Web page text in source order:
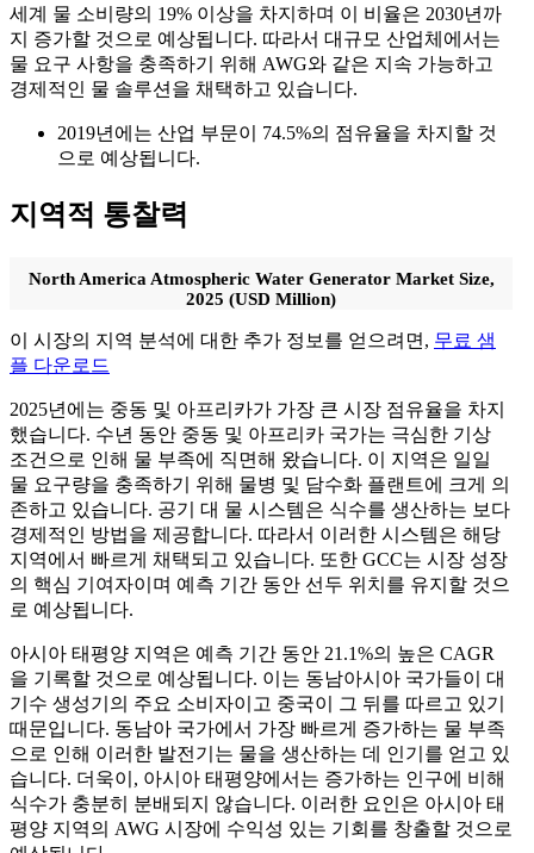
세계 물 소비량의 19% 이상을 차지하며 이 비율은 2030년까
지 증가할 것으로 예상됩니다. 따라서 대규모 산업체에서는
물 요구 사항을 충족하기 위해 AWG와 같은 지속 가능하고
경제적인 물 솔루션을 채택하고 있습니다.
2019년에는 산업 부문이 74.5%의 점유율을 차지할 것
으로 예상됩니다.
지역적 통찰력
North America Atmospheric Water Generator Market Size,
2025 (USD Million)
이 시장의 지역 분석에 대한 추가 정보를 얻으려면, 무료 샘
플 다운로드
2025년에는 중동 및 아프리카가 가장 큰 시장 점유율을 차지
했습니다. 수년 동안 중동 및 아프리카 국가는 극심한 기상
조건으로 인해 물 부족에 직면해 왔습니다. 이 지역은 일일
물 요구량을 충족하기 위해 물병 및 담수화 플랜트에 크게 의
존하고 있습니다. 공기 대 물 시스템은 식수를 생산하는 보다
경제적인 방법을 제공합니다. 따라서 이러한 시스템은 해당
지역에서 빠르게 채택되고 있습니다. 또한 GCC는 시장 성장
의 핵심 기여자이며 예측 기간 동안 선두 위치를 유지할 것으
로 예상됩니다.
아시아 태평양 지역은 예측 기간 동안 21.1%의 높은 CAGR
을 기록할 것으로 예상됩니다. 이는 동남아시아 국가들이 대
기수 생성기의 주요 소비자이고 중국이 그 뒤를 따르고 있기
때문입니다. 동남아 국가에서 가장 빠르게 증가하는 물 부족
으로 인해 이러한 발전기는 물을 생산하는 데 인기를 얻고 있
습니다. 더욱이, 아시아 태평양에서는 증가하는 인구에 비해
식수가 충분히 분배되지 않습니다. 이러한 요인은 아시아 태
평양 지역의 AWG 시장에 수익성 있는 기회를 창출할 것으로